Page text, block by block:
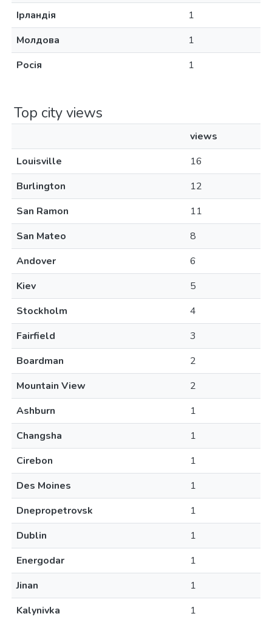
Ірландія
1
Молдова
1
Росія
1
Top city views
views
Louisville
16
Burlington
12
San Ramon
11
San Mateo
8
Andover
6
Kiev
5
Stockholm
4
Fairfield
3
Boardman
2
Mountain View
2
Ashburn
1
Changsha
1
Cirebon
1
Des Moines
1
Dnepropetrovsk
1
Dublin
1
Energodar
1
Jinan
1
Kalynivka
1